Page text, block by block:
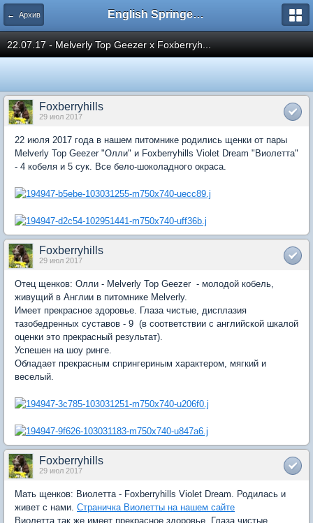
← Архив English Springer Spaniel Club
22.07.17 - Melverly Top Geezer x Foxberryh...
Foxberryhills
29 июл 2017
22 июля 2017 года в нашем питомнике родились щенки от пары
Melverly Top Geezer "Олли" и Foxberryhills Violet Dream "Виолетта"
- 4 кобеля и 5 сук. Все бело-шоколадного окраса.
Foxberryhills
29 июл 2017
Отец щенков: Олли - Melverly Top Geezer - молодой кобель,
живущий в Англии в питомнике Melverly.
Имеет прекрасное здоровье. Глаза чистые, дисплазия
тазобедренных суставов - 9 (в соответствии с английской шкалой
оценки это прекрасный результат).
Успешен на шоу ринге.
Обладает прекрасным спрингериным характером, мягкий и
веселый.
Foxberryhills
29 июл 2017
Мать щенков: Виолетта - Foxberryhills Violet Dream. Родилась и
живет с нами. Страничка Виолетты на нашем сайте
Виолетта так же имеет прекрасное здоровье. Глаза чистые,